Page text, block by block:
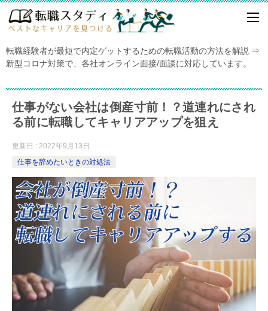
転職経験者が最短で内定ゲットするための転職活動の方法を解説 ⇒
新型コロナ対策で、各社オンライン面接/面談に対応しています。
仕事がない会社は倒産寸前！？道連れにされ
る前に転職してキャリアアップを狙え
更新日 : 2022年9月13日
仕事を辞めたいときの対処法